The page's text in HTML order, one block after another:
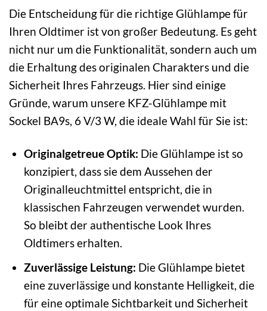
Die Entscheidung für die richtige Glühlampe für
Ihren Oldtimer ist von großer Bedeutung. Es geht
nicht nur um die Funktionalität, sondern auch um
die Erhaltung des originalen Charakters und die
Sicherheit Ihres Fahrzeugs. Hier sind einige
Gründe, warum unsere KFZ-Glühlampe mit
Sockel BA9s, 6 V/3 W, die ideale Wahl für Sie ist:
Originalgetreue Optik: Die Glühlampe ist so
konzipiert, dass sie dem Aussehen der
Originalleuchtmittel entspricht, die in
klassischen Fahrzeugen verwendet wurden.
So bleibt der authentische Look Ihres
Oldtimers erhalten.
Zuverlässige Leistung: Die Glühlampe bietet
eine zuverlässige und konstante Helligkeit, die
für eine optimale Sichtbarkeit und Sicherheit